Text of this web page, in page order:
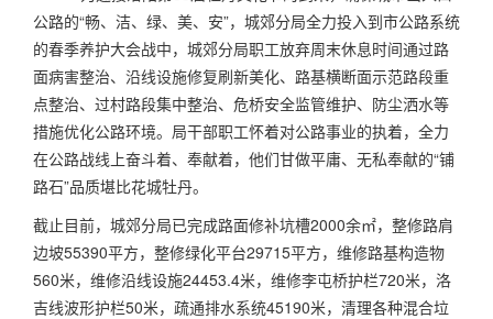
公路的“畅、洁、绿、美、安”，城郊分局全力投入到市公路系统
的春季养护大会战中，城郊分局职工放弃周末休息时间通过路
面病害整治、沿线设施修复刷新美化、路基横断面示范路段重
点整治、过村路段集中整治、危桥安全监管维护、防尘洒水等
措施优化公路环境。局干部职工怀着对公路事业的执着，全力
在公路战线上奋斗着、奉献着，他们甘做平庸、无私奉献的“铺
路石”品质堪比花城牡丹。
截止目前，城郊分局已完成路面修补坑槽2000余㎡，整修路肩
边坡55390平方，整修绿化平台29715平方，维修路基构造物
560米，维修沿线设施24453.4米，维修李屯桥护栏720米，洛
吉线波形护栏50米，疏通排水系统45190米，清理各种混合垃